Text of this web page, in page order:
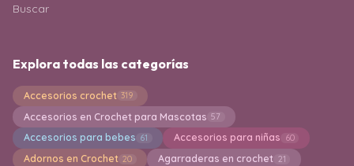
Buscar
Explora todas las categorías
Accesorios crochet 319
Accesorios en Crochet para Mascotas 57
Accesorios para bebes 61 Accesorios para niñas 60
Adornos en Crochet 20 Agarraderas en crochet 21